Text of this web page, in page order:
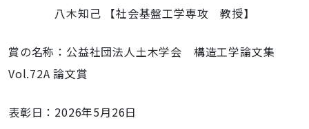
八木知己 【社会基盤工学専攻 教授】
賞の名称：公益社団法人土木学会 構造工学論文集
Vol.72A 論文賞
表彰日：2026年5月26日